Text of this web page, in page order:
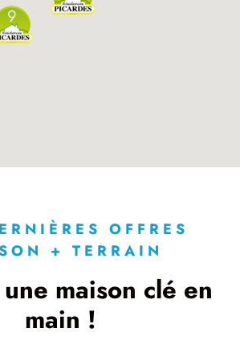
9
OFFRES
+ TERRAIN
maison clé en
main !